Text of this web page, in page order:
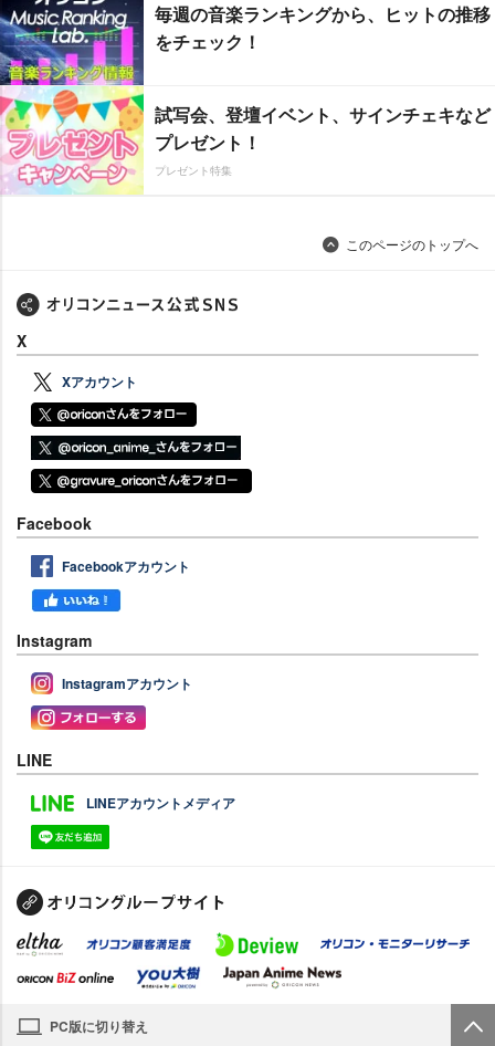
毎週の音楽ランキングから、ヒットの推移
をチェック！
試写会、登壇イベント、サインチェキなど
プレゼント！
プレゼント特集
このページのトップへ
X
Xアカウント
Facebook
Facebookアカウント
Instagram
Instagramアカウント
LINE
LINEアカウントメディア
PC版に切り替え